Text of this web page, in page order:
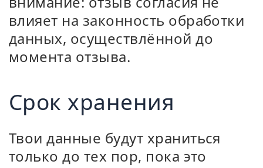
влияет на законность обработки
данных, осуществлённой до
момента отзыва.
Срок хранения
Твои данные будут храниться
только до тех пор, пока это